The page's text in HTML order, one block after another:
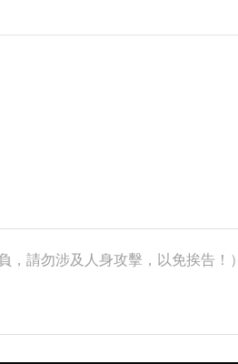
，請勿涉及人身攻擊，以免挨告！）